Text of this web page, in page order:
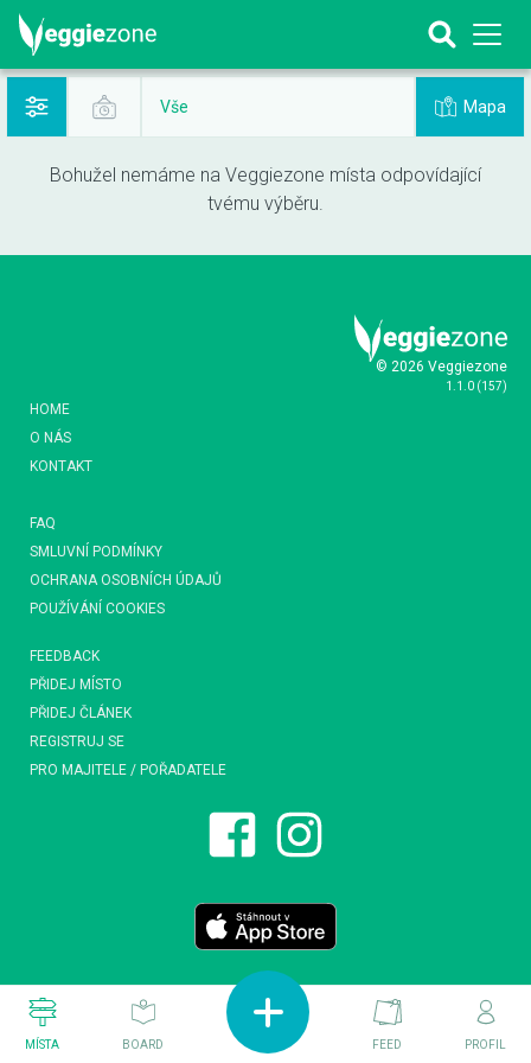
Vše Mapa
Bohužel nemáme na Veggiezone místa odpovídající
tvému výběru.
© 2026 Veggiezone
1.1.0 (157)
HOME
O NÁS
KONTAKT
FAQ
SMLUVNÍ PODMÍNKY
OCHRANA OSOBNÍCH ÚDAJŮ
POUŽÍVÁNÍ COOKIES
FEEDBACK
PŘIDEJ MÍSTO
PŘIDEJ ČLÁNEK
REGISTRUJ SE
PRO MAJITELE / POŘADATELE
MÍSTA BOARD FEED PROFIL